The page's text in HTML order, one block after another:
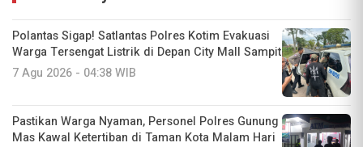
Polantas Sigap! Satlantas Polres Kotim Evakuasi
Warga Tersengat Listrik di Depan City Mall Sampit
7 Agu 2026 - 04:38 WIB
Pastikan Warga Nyaman, Personel Polres Gunung
Mas Kawal Ketertiban di Taman Kota Malam Hari